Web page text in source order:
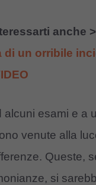
anche
di un orribile
alcuni esami e a
venute alla
Queste,
si